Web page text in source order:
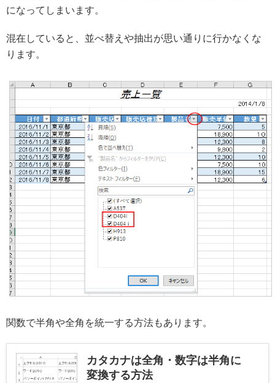
になってしまいます。
混在していると、並べ替えや抽出が思い通りに行かなくな
ります。
関数で半角や全角を統一する方法もあります。
カタカナは全角・数字は半角に
変換する方法